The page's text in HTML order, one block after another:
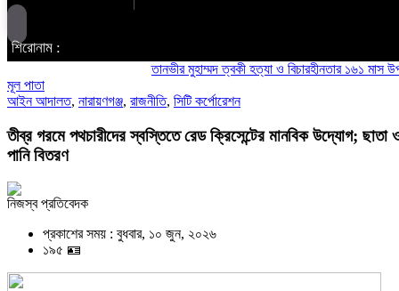
শিরোনাম :
তানভীর মুহাম্মদ ত্বকী হত্যা ও বিচারহীনতার ১৬১ মাস
মূল পাতা
আইন আদালত, নারায়ণগঞ্জ, রাজনীতি, সিটি কর্পোরেশন
তীব্র গরমে পথচারীদের স্বস্তিতে রেড ক্রিসেন্টের মানবিক উদ্যোগ; ছাতা
পানি বিতরণ
নিজস্ব প্রতিবেদক
প্রকাশের সময় : বুধবার, ১০ জুন, ২০২৬
১৯৫ 🪪